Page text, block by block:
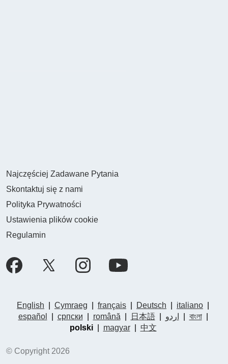
Najczęściej Zadawane Pytania
Skontaktuj się z nami
Polityka Prywatności
Ustawienia plików cookie
Regulamin
English Cymraeg français Deutsch italiano
español
српски română 日本語| اردو বাংলা|
polski| magyar| 中文
© Copyright 2026